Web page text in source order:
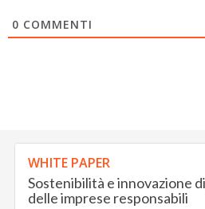
0 COMMENTI
WHITE PAPER
Sostenibilità e innovazione
delle imprese responsabili